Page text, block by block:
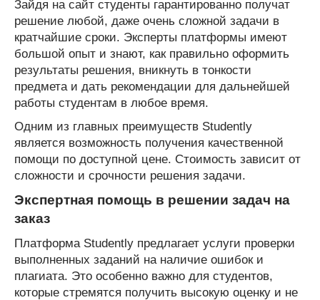
Зайдя на сайт студенты гарантированно получат
решение любой, даже очень сложной задачи в
кратчайшие сроки. Эксперты платформы имеют
большой опыт и знают, как правильно оформить
результаты решения, вникнуть в тонкости
предмета и дать рекомендации для дальнейшей
работы студентам в любое время.
Одним из главных преимуществ Studently
является возможность получения качественной
помощи по доступной цене. Стоимость зависит от
сложности и срочности решения задачи.
Экспертная помощь в решении задач на
заказ
Платформа Studently предлагает услуги проверки
выполненных заданий на наличие ошибок и
плагиата. Это особенно важно для студентов,
которые стремятся получить высокую оценку и не